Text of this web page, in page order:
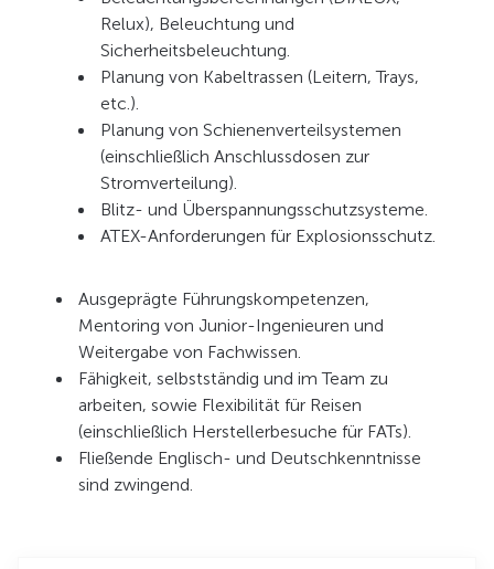
Relux), Beleuchtung und
Sicherheitsbeleuchtung.
Planung von Kabeltrassen (Leitern, Trays,
etc.).
Planung von Schienenverteilsystemen
(einschließlich Anschlussdosen zur
Stromverteilung).
Blitz- und Überspannungsschutzsysteme.
ATEX-Anforderungen für Explosionsschutz.
Ausgeprägte Führungskompetenzen,
Mentoring von Junior-Ingenieuren und
Weitergabe von Fachwissen.
Fähigkeit, selbstständig und im Team zu
arbeiten, sowie Flexibilität für Reisen
(einschließlich Herstellerbesuche für FATs).
Fließende Englisch- und Deutschkenntnisse
sind zwingend.